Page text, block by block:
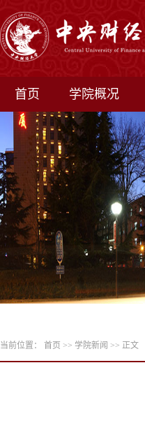
首页 学院概况
当前位置： 首页 >> 学院新闻 >> 正文